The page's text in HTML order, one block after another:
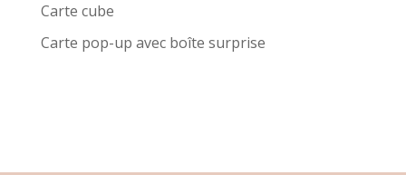
Carte cube
Carte pop-up avec boîte surprise